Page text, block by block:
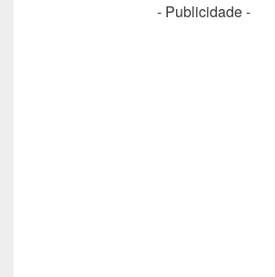
- Publicidade -